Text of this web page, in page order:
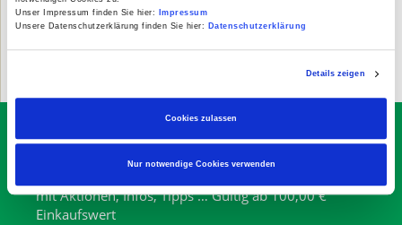
Unser Impressum finden Sie hier:
Impressum
Unsere Datenschutzerklärung finden Sie hier:
Datenschutzerklärung
Details zeigen
Cookies zulassen
Nur notwendige Cookies verwenden
1 ... 38 39 40
Sichern Sie sich Ihren 10€
Gutschein-Code
mit Aktionen, Infos, Tipps … Gültig ab 100,00 €
Einkaufswert